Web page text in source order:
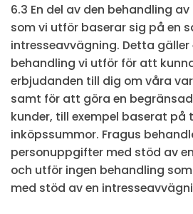
6.3 En del av den behandling
som vi utför baserar sig på en
intresseavvägning. Detta gäller
behandling vi utför för att
erbjudanden till dig om våra
samt för att göra en
kunder, till exempel baserat på
inköpssummor. Fragus
personuppgifter med stöd av
och utför ingen behandling
med stöd av en